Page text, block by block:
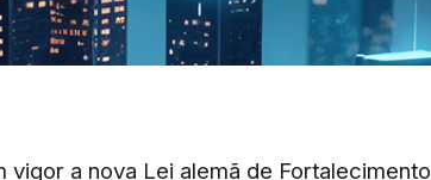
vigor a nova Lei alemã de Fortalecimento